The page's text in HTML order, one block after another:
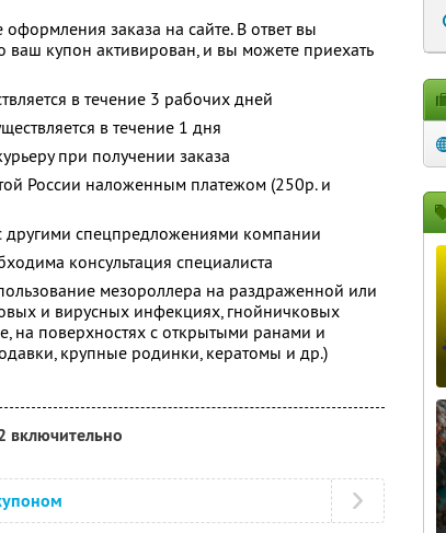
заказа на сайте. В ответ вы
ваш купон активирован, и вы можете приехать
в течение 3 рабочих дней
в течение 1 дня
при получении заказа
России наложенным платежом (250р. и
другими спецпредложениями компании
консультация специалиста
мезороллера на раздраженной или
и вирусных инфекциях, гнойничковых
на поверхностях с открытыми ранами и
крупные родинки, кератомы и др.)
включительно